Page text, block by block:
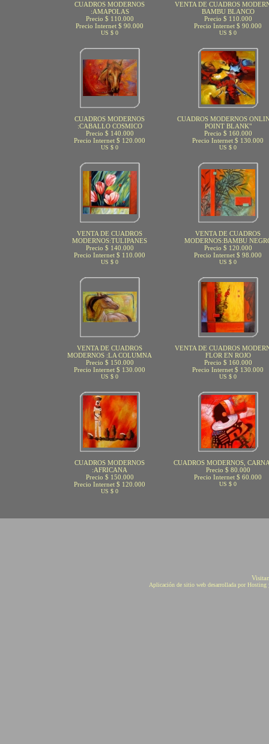
CUADROS MODERNOS
:AMAPOLAS
Precio $ 110.000
Precio Internet $ 90.000
US $ 0
VENTA DE CUADROS
BAMBU BLANCO
Precio $ 110.000
Precio Internet $ 90.000
US $ 0
CUADROS MODERNOS
:CABALLO COSMICO
Precio $ 140.000
Precio Internet $ 120.000
US $ 0
CUADROS MODERNOS
POINT BLANK"
Precio $ 160.000
Precio Internet $ 130.000
US $ 0
VENTA DE CUADROS
MODERNOS:TULIPANES
Precio $ 140.000
Precio Internet $ 110.000
US $ 0
VENTA DE CUADROS
MODERNOS:BAMBU
Precio $ 120.000
Precio Internet $ 98.000
US $ 0
VENTA DE CUADROS
MODERNOS :LA COLUMNA
Precio $ 150.000
Precio Internet $ 130.000
US $ 0
VENTA DE CUADROS
FLOR EN ROJO
Precio $ 160.000
Precio Internet $ 130.000
US $ 0
CUADROS MODERNOS
:AFRICANA
Precio $ 150.000
Precio Internet $ 120.000
US $ 0
CUADROS MODERNOS,
Precio $ 80.000
Precio Internet $ 60.000
US $ 0
Aplicación de sitio web desarrollada por